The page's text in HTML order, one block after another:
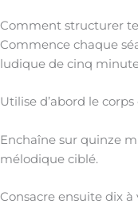
Comment structurer
Commence chaque
ludique de cinq
Utilise d’abord le
Enchaîne sur quinze
mélodique ciblé.
Consacre ensuite dix